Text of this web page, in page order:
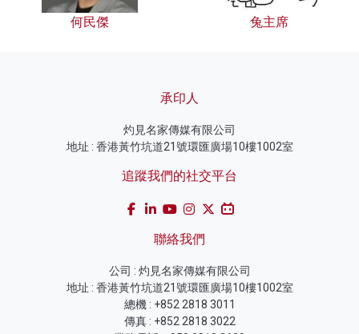
何民傑 兔主席
承印人
灼見名家傳媒有限公司
地址 : 香港黃竹坑道21號環匯廣場10樓1002室
追蹤我們的社交平台
聯絡我們
公司 : 灼見名家傳媒有限公司
地址 : 香港黃竹坑道21號環匯廣場10樓1002室
總機 : +852 2818 3011
傳真 : +852 2818 3022